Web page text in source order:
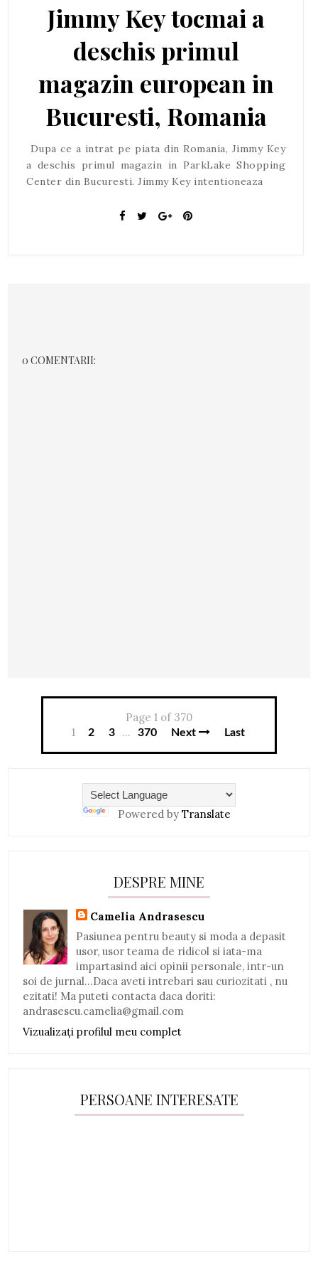
Jimmy Key tocmai a
deschis primul
magazin european in
Bucuresti, Romania
Dupa ce a intrat pe piata din Romania, Jimmy Key
a deschis primul magazin in ParkLake Shopping
Center din Bucuresti. Jimmy Key intentioneaza
0 COMENTARII:
Page 1 of 370
1
2 3 ... 370 Next Last
Powered by Translate
DESPRE MINE
Camelia Andrasescu
Pasiunea pentru beauty si moda a depasit
usor, usor teama de ridicol si iata-ma
impartasind aici opinii personale, intr-un
soi de jurnal...Daca aveti intrebari sau curiozitati , nu
ezitati! Ma puteti contacta daca doriti:
andrasescu.camelia@gmail.com
Vizualizați profilul meu complet
PERSOANE INTERESATE